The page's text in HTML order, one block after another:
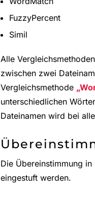
FuzzyPercent
Simil
Alle
zwischen zwei
Vergleichsmethode
unterschiedlichen
Dateinamen wird bei
Die Übereinstimmung
eingestuft werden.